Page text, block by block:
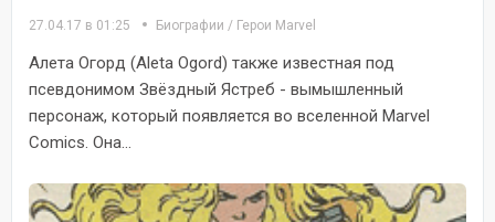
27.04.17 в 01:25 Биографии / Герои Marvel
Алета Огорд (Aleta Ogord) также известная под
псевдонимом Звёздный Ястреб - вымышленный
персонаж, который появляется во вселенной Marvel
Comics. Она...